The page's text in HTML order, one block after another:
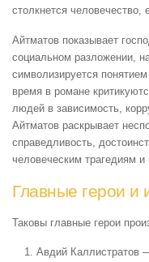
столкнется человечество,
Айтматов показывает
социальном разложении,
символизируется
время в романе
людей в зависимость,
Айтматов раскрывает
справедливость,
человеческим трагедиям и
Главные герои и
Таковы главные герои
Авдий Каллистратов